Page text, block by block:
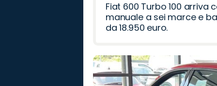
Fiat 600 Turbo 100 arriva
manuale a sei marce e
da 18.950 euro.